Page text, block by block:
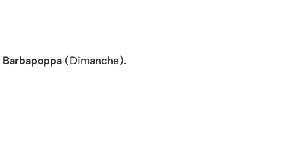
Barbapoppa (Dimanche).